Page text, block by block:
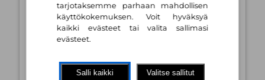
Phantasma - A dark fantasy
romance
Smith, Kaylie
Bookouture
Saatavuus:Tilaustuote
tarjotaksemme parhaan mahdollisen
käyttökokemuksen. Voit hyväksyä
kaikki evästeet tai valita sallimasi
evästeet.
Salli kaikki Valitse sallitut